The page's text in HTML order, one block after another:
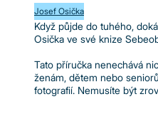
Josef Osička
Když půjde do tuhého,
Osička ve své knize
Tato příručka nenechává
ženám, dětem nebo
fotografií. Nemusíte být